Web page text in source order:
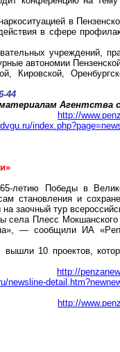
в
в сфере
учреждений,
автономии
Кировской,
44
Агентства
http://
летию Победы в
становления и
заочный тур
села Плесс Мокшанского
— сообщили ИА «
10 проектов,
http://
newsline-
http://